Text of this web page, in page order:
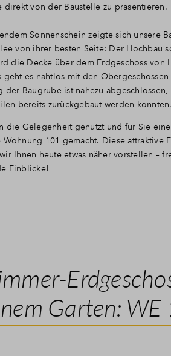
direkt von der Baustelle zu präsentieren.
Sonnenschein zeigte sich unsere
von ihrer besten Seite: Der Hochbau
die Decke über dem Erdgeschoss von
geht es nahtlos mit den
der Baugrube ist nahezu
bereits zurückgebaut werden konnten.
die Gelegenheit genutzt und für Sie
101 gemacht. Diese attraktive
Ihnen heute etwas näher vorstellen –
Einblicke!
Garten: WE